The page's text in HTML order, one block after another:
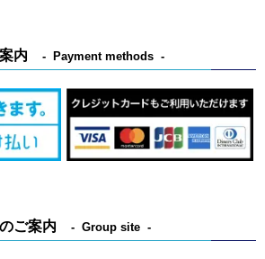
内 Payment methods
ご案内 Group site